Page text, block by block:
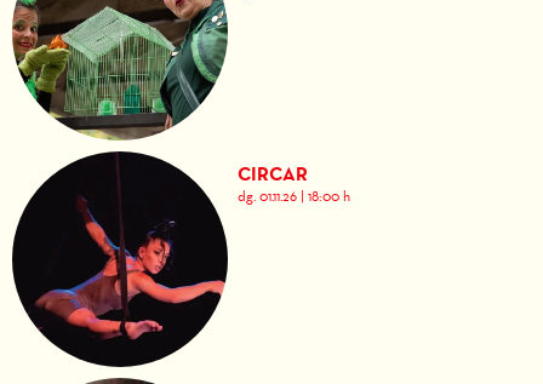
CIRCAR
dg. 01.11.26 |18:00 h